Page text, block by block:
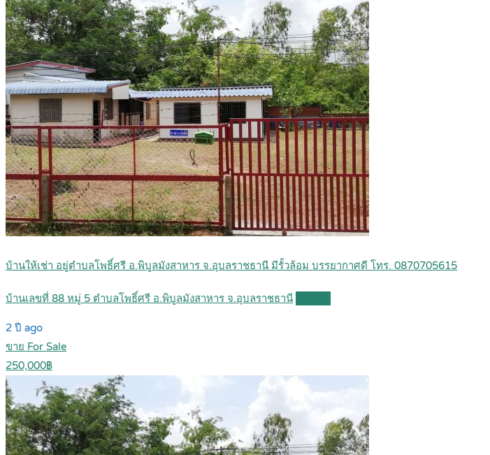
บ้านให้เช่า อยู่ตำบลโพธิ์ศรี อ.พิบูลมังสาหาร จ.อุบลราชธานี มีรั้วล้อม บรรยากาศดี โทร. 0870705615
บ้านเลขที่ 88 หมู่ 5 ตำบลโพธิ์ศรี อ.พิบูลมังสาหาร จ.อุบลราชธานี
2 ปี ago
ขาย For Sale
250,000฿